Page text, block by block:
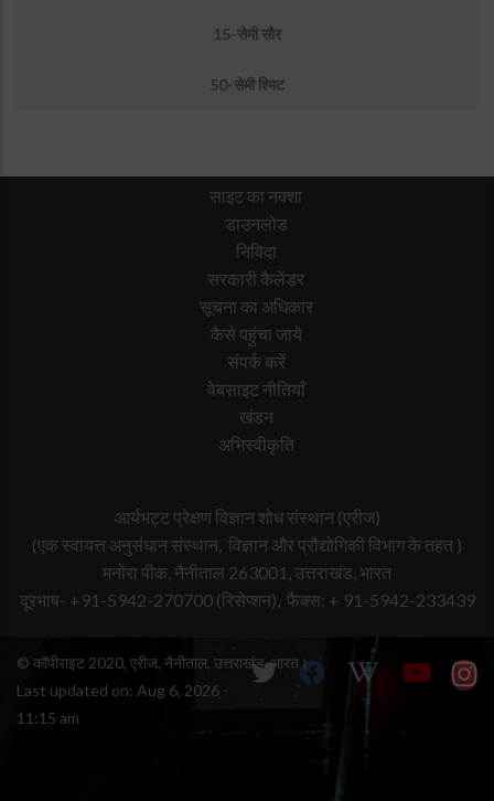
15-सेमी सौर
50-सेमी श्मिट
साइट का नक्शा
डाउनलोड
निविदा
सरकारी कैलेंडर
सूचना का अधिकार
कैसे पहुंचा जाये
संपर्क करें
वेबसाइट नीतियाँ
खंडन
अभिस्वीकृति
आर्यभट्ट प्रेक्षण विज्ञान शोध संस्थान (एरीज)
(एक स्वायत्त अनुसंधान संस्थान, विज्ञान और प्रौद्योगिकी विभाग के तहत )
मनोरा पीक, नैनीताल 263001, उत्तराखंड, भारत
दूरभाष- +91-5942-270700 (रिसेप्शन), फैक्स: + 91-5942-233439
© कॉपीराइट 2020, एरीज, नैनीताल, उत्तराखंड, भारत।
Last updated on: Aug 6, 2026 -
11:15 am